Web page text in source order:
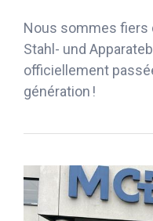
Nous sommes fiers
Stahl- und
officiellement
génération !